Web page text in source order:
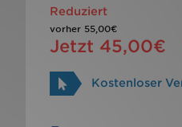
Reduziert
vorher 55,00€
Jetzt 45,00€
Kostenloser